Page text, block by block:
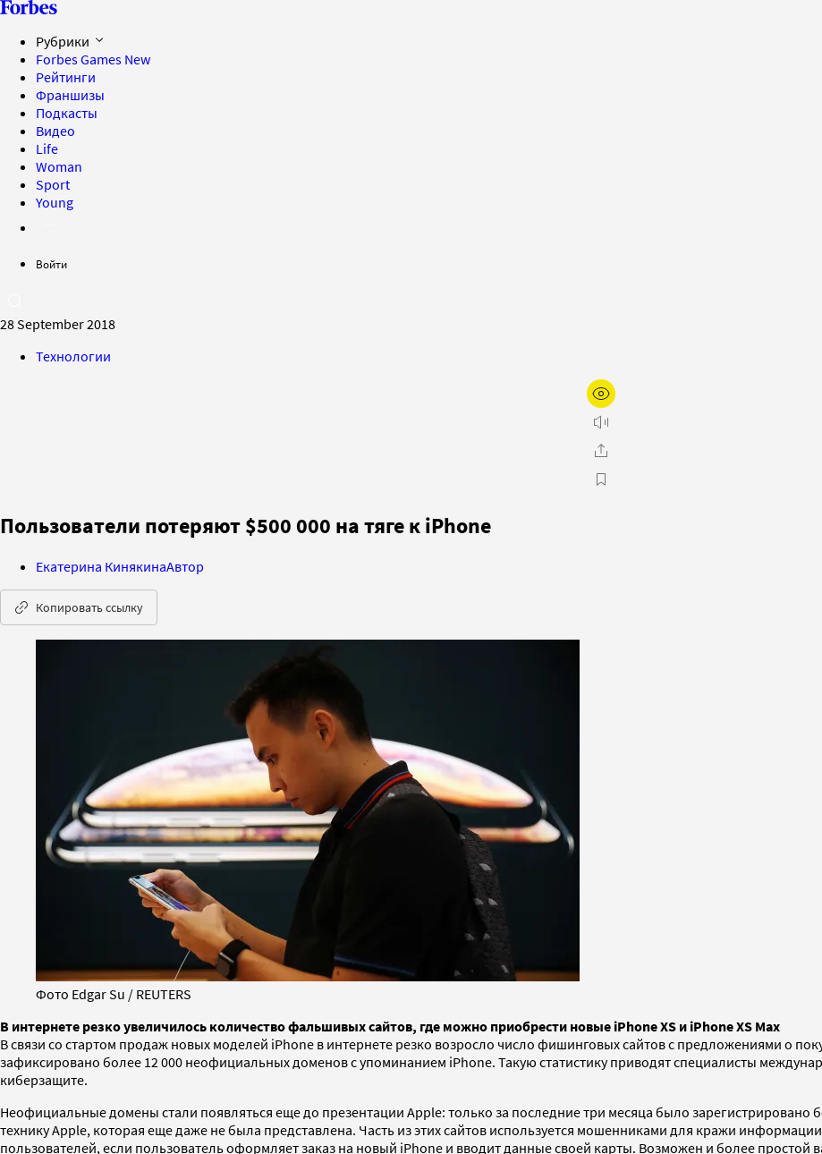
Рубрики
Forbes Games New
Рейтинги
Франшизы
Подкасты
Видео
Life
Woman
Sport
Young
Войти
28 September 2018
Технологии
Пользователи потеряют $500 000 на тяге к iPhone
Екатерина КинякинаАвтор
Копировать ссылку
Фото Edgar Su / REUTERS
В интернете резко увеличилось количество фальшивых сайтов, где можно приобрести новые iPhone XS и iPhone XS Max
В связи со стартом продаж новых моделей iPhone в интернете резко возросло число фишинговых сайтов с предложениями о
зафиксировано более 12 000 неофициальных доменов с упоминанием iPhone. Такую статистику приводят специалисты
киберзащите.
Неофициальные домены стали появляться еще до презентации Apple: только за последние три месяца было зарегистрировано
технику Apple, которая еще даже не была представлена. Часть из этих сайтов используется мошенниками для кражи
пользователей, если пользователь оформляет заказ на новый iPhone и вводит данные своей карты. Возможен и более простой